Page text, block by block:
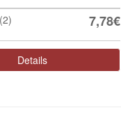
(2) 7,78€
Details